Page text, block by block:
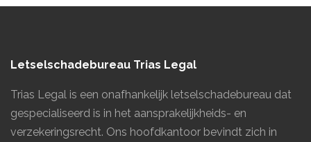
Letselschadebureau Trias Legal
Trias Legal is een onafhankelijk letselschadebureau dat
gespecialiseerd is in het aansprakelijkheids- en
verzekeringsrecht. Ons hoofdkantoor bevindt zich in